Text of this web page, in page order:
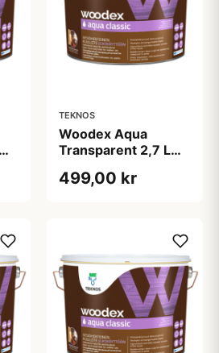
TEKNOS
Woodex Aqua
Transparent 2,7 L
499,00 kr